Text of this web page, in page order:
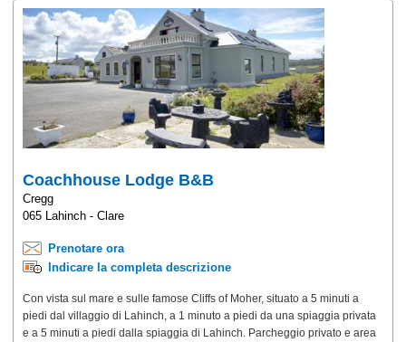
Coachhouse Lodge B&B
Cregg
065 Lahinch - Clare
Prenotare ora
Indicare la completa descrizione
Con vista sul mare e sulle famose Cliffs of Moher, situato a 5 minuti a
piedi dal villaggio di Lahinch, a 1 minuto a piedi da una spiaggia privata
e a 5 minuti a piedi dalla spiaggia di Lahinch. Parcheggio privato e area